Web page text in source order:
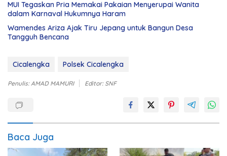
MUI Tegaskan Pria Memakai Pakaian Menyerupai Wanita
dalam Karnaval Hukumnya Haram
Wamendes Ariza Ajak Tiru Jepang untuk Bangun Desa
Tangguh Bencana
Cicalengka Polsek Cicalengka
Penulis: AMAD MAMURI Editor: SNF
Baca Juga